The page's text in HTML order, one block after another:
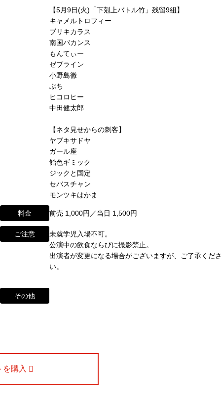
【5月9日(火)「下剋上バトル竹」残留9組】
キャメルトロフィー
ブリキカラス
南国バカンス
もんてぃー
ゼブライン
小野島徹
ぶち
ヒコロヒー
中田健太郎
【ネタ見せからの刺客】
ヤブキサドヤ
ガール座
飴色ギミック
ジックと国定
セバスチャン
モンツキはかま
料金 前売 1,000円／当日 1,500円
ご注意
未就学児入場不可。
公演中の飲食ならびに撮影禁止。
出演者が変更になる場合がございますが、ご了承くださ
い。
その他
を購入 
とは
合わせ
させ、 新たな歴史をスタートさせたいと考えております。
に寄与できるものと考えております。
のお問い合わせ先電話番号へお問い合わせください。
ご了承の上お問い合わせください。